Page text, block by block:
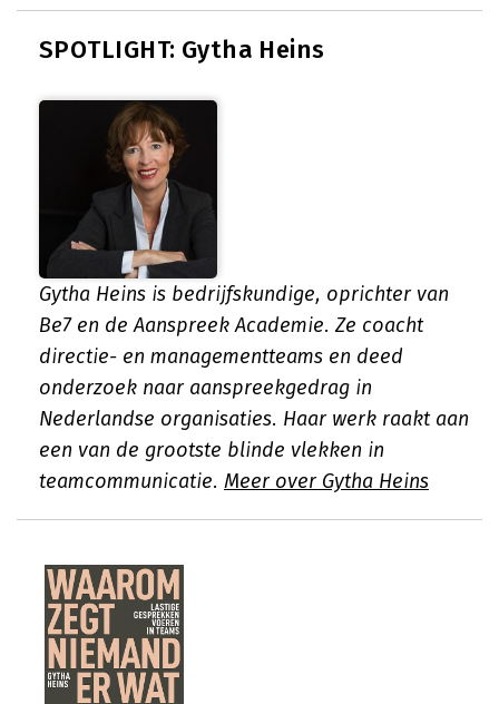
SPOTLIGHT: Gytha Heins
Gytha Heins is bedrijfskundige, oprichter van
Be7 en de Aanspreek Academie. Ze coacht
directie- en managementteams en deed
onderzoek naar aanspreekgedrag in
Nederlandse organisaties. Haar werk raakt aan
een van de grootste blinde vlekken in
teamcommunicatie. Meer over Gytha Heins